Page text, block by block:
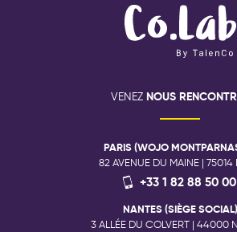
VENEZ NOUS
PARIS (WOJO
82 AVENUE DU MAINE | 75014
+33 1 82 88 50 00
NANTES (SIÈGE SOCIAL)
3 ALLÉE DU COLVERT | 44000